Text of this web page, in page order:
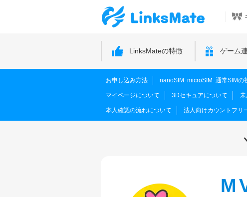
LinksMateの特徴 ゲーム
お申し込み方法 nanoSIM･microSIM･通常SIMの
マイページについて 3Dセキュアについて
本人確認の流れについて 法人向けカウントフリ